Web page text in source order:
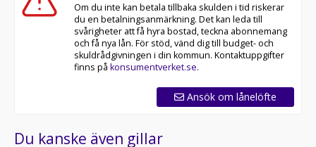
Om du inte kan betala tillbaka skulden i tid riskerar
du en betalningsanmärkning. Det kan leda till
svårigheter att få hyra bostad, teckna abonnemang
och få nya lån. För stöd, vänd dig till budget- och
skuldrådgivningen i din kommun. Kontaktuppgifter
finns på konsumentverket.se.
Ansök om lånelöfte
Du kanske även gillar